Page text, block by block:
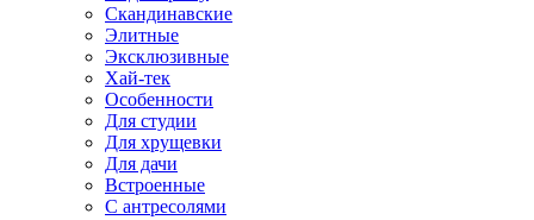
Скандинавские
Элитные
Эксклюзивные
Хай-тек
Особенности
Для студии
Для хрущевки
Для дачи
Встроенные
С антресолями